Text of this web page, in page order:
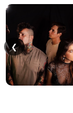
❮